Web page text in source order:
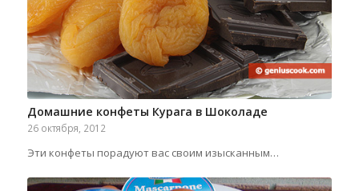
Домашние конфеты Курага в Шоколаде
26 октября, 2012
Эти конфеты порадуют вас своим изысканным…